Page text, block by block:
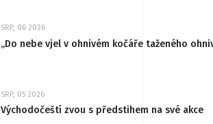
SRP, 06 2026
„Do nebe vjel v ohnivém kočáře taženého
SRP, 05 2026
Východočeští zvou s předstihem na své akce